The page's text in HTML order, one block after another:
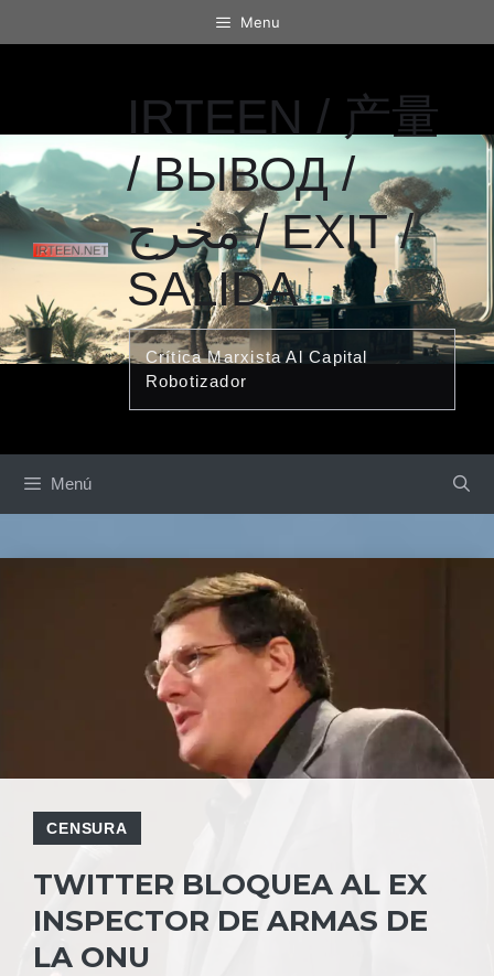
al
Menu
IRTEEN / 产量
/ ВЫВОД /
مخرج / EXIT /
SALIDA
Crítica Marxista Al Capital
Robotizador
Menú
CENSURA
TWITTER BLOQUEA AL EX
INSPECTOR DE ARMAS DE
LA ONU